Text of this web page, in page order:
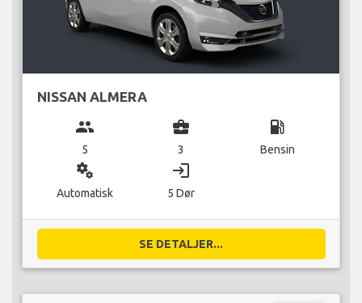
NISSAN ALMERA
group
5
business_center
3
local_gas_station
Bensin
miscellaneous_services
Automatisk
login
5 Dør
SE DETALJER...